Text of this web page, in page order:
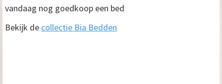
vandaag nog goedkoop een bed
Bekijk de collectie Bia Bedden